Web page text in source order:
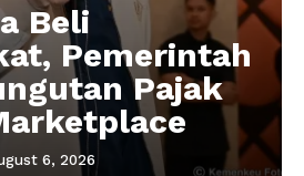
Beli
Pemerintah
Pajak
6, 2026